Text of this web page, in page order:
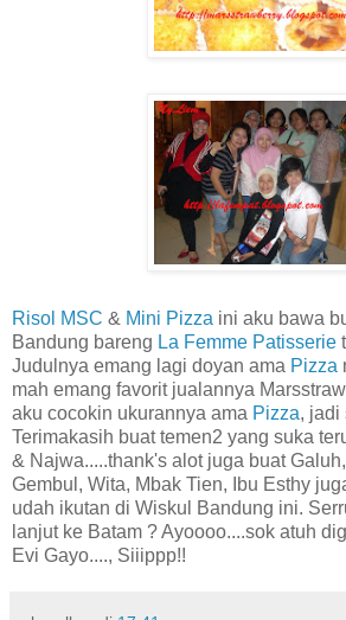
Risol MSC & Mini Pizza ini aku bawa
Bandung bareng La Femme Patisserie
Judulnya emang lagi doyan ama Pizza
mah emang favorit jualannya
aku cocokin ukurannya ama Pizza, jadi
Terimakasih buat temen2 yang suka
& Najwa.....thank's alot juga buat
Gembul, Wita, Mbak Tien, Ibu Esthy
udah ikutan di Wiskul Bandung ini.
lanjut ke Batam ? Ayoooo....sok atuh
Evi Gayo...., Siiippp!!